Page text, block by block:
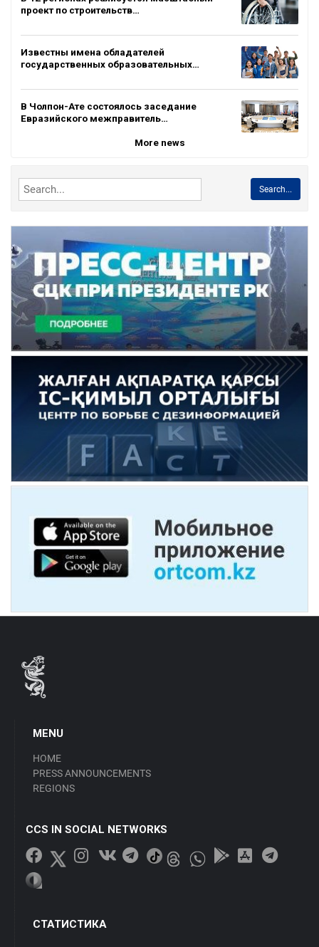
проект по строительств…
Известны имена обладателей
государственных образовательных…
В Чолпон-Ате состоялось заседание
Евразийского межправитель…
More news
Search...
MENU
HOME
PRESS ANNOUNCEMENTS
REGIONS
CCS IN SOCIAL NETWORKS
СТАТИСТИКА